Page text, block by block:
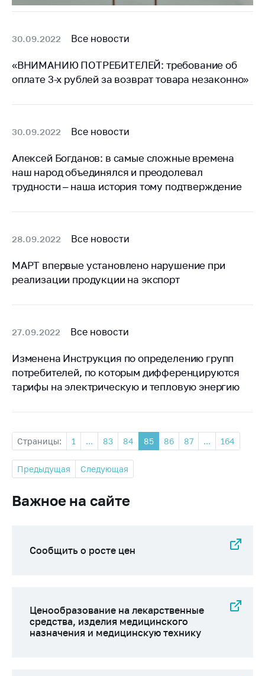
30.09.2022 Все новости
«ВНИМАНИЮ ПОТРЕБИТЕЛЕЙ: требование об
оплате 3-х рублей за возврат товара незаконно»
30.09.2022 Все новости
Алексей Богданов: в самые сложные времена
наш народ объединялся и преодолевал
трудности – наша история тому подтверждение
28.09.2022 Все новости
МАРТ впервые установлено нарушение при
реализации продукции на экспорт
27.09.2022 Все новости
Изменена Инструкция по определению групп
потребителей, по которым дифференцируются
тарифы на электрическую и тепловую энергию
Страницы: 1 ... 83 84 85 86 87 ... 164
Предыдущая Следующая
Важное на сайте
Сообщить о росте цен
Ценообразование на лекарственные
средства, изделия медицинского
назначения и медицинскую технику